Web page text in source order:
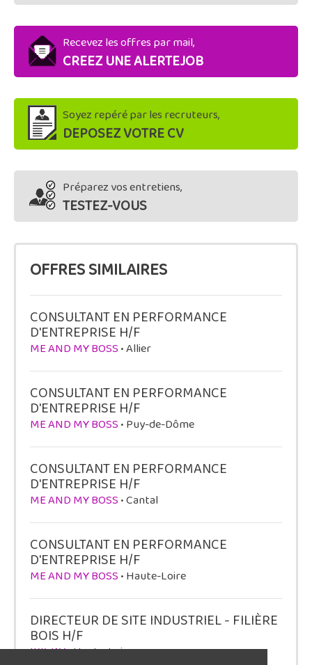
Recevez les offres par mail,
CREEZ UNE ALERTEJOB
Soyez repéré par les recruteurs,
DEPOSEZ VOTRE CV
Préparez vos entretiens,
TESTEZ-VOUS
OFFRES SIMILAIRES
CONSULTANT EN PERFORMANCE
D'ENTREPRISE H/F
ME AND MY BOSS• Allier
CONSULTANT EN PERFORMANCE
D'ENTREPRISE H/F
ME AND MY BOSS• Puy-de-Dôme
CONSULTANT EN PERFORMANCE
D'ENTREPRISE H/F
ME AND MY BOSS• Cantal
CONSULTANT EN PERFORMANCE
D'ENTREPRISE H/F
ME AND MY BOSS• Haute-Loire
DIRECTEUR DE SITE INDUSTRIEL - FILIÈRE
BOIS H/F
IKIWAY• Haute-Loire